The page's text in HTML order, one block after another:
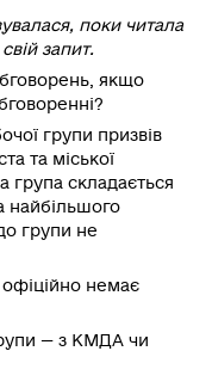
поки читала
запит.
якщо
групи призвів
та міської
складається
найбільшого
групи не
офіційно немає
— з КМДА чи